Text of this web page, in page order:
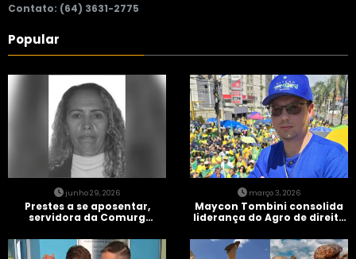
Contato: (64) 3631-2775
Popular
junho 29, 2026
Prestes a se aposentar,
servidora da Comurg
entra em protocolo de
morte encefálica
março 3, 2026
Maycon Tombini consolida
liderança do Agro de direita
Brasil” em Goiânia